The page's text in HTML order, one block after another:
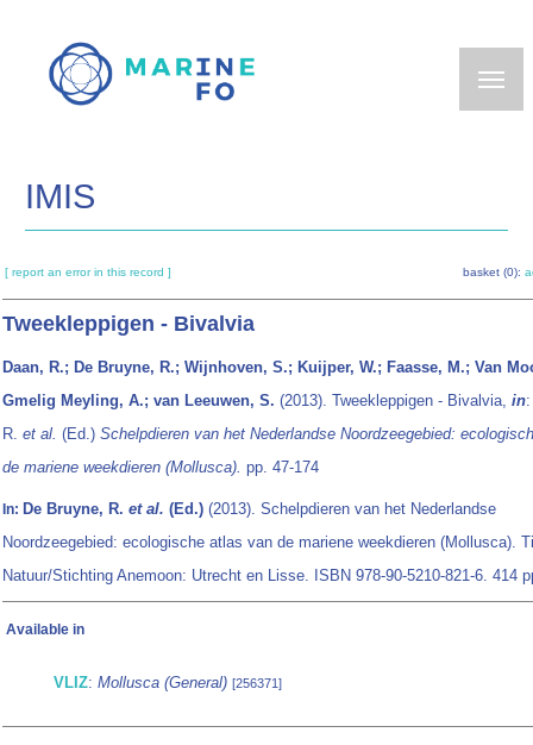
main
IMIS
[ report an error in this record ] basket (0):
Tweekleppigen - Bivalvia
Daan, R.; De Bruyne, R.; Wijnhoven, S.; Kuijper, W.; Faasse, M.; Van
Gmelig Meyling, A.; van Leeuwen, S. (2013). Tweekleppigen - Bivalvia, in
R. et al. (Ed.) Schelpdieren van het Nederlandse Noordzeegebied:
de mariene weekdieren (Mollusca). pp. 47-174
In: De Bruyne, R. et al. (Ed.) (2013). Schelpdieren van het Nederlandse
Noordzeegebied: ecologische atlas van de mariene weekdieren (Mollusca).
Natuur/Stichting Anemoon: Utrecht en Lisse. ISBN 978-90-5210-821-6. 414
Available in
VLIZ: Mollusca (General) [256371]